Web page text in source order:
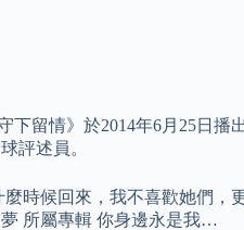
留情》於2014年6月25日
評述員。
時候回來，我不喜歡她們
夢 所屬專輯 你身邊永是我…